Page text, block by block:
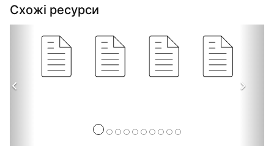
Схожі ресурси
Попередній